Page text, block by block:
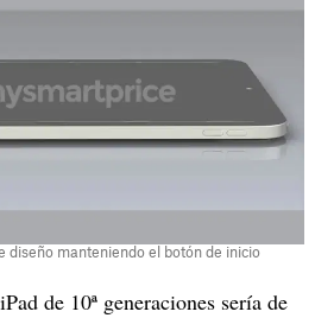
diseño manteniendo el botón de inicio
de 10ª generaciones sería de